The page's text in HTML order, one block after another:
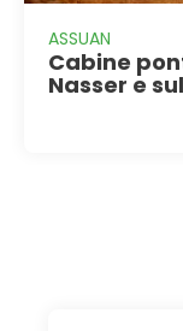
ASSUAN
Cabine
Nasser e